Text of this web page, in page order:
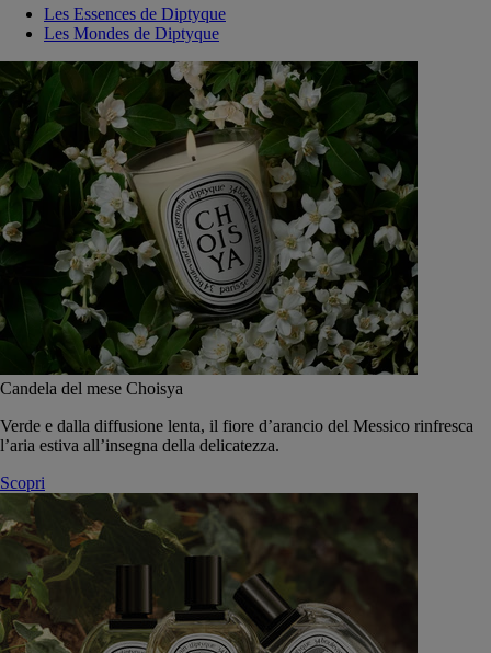
Les Essences de Diptyque
Les Mondes de Diptyque
Candela del mese Choisya
Verde e dalla diffusione lenta, il fiore d’arancio del Messico rinfresca
l’aria estiva all’insegna della delicatezza.
Scopri